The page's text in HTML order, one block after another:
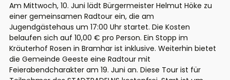
Am Mittwoch, 10. Juni lädt Bürgermeister Helmut Höke zu
einer gemeinsamen Radtour ein, die am
Jugendgästehaus um 17:00 Uhr startet. Die Kosten
belaufen sich auf 10,00 € pro Person. Ein Stopp im
Kräuterhof Rosen in Bramhar ist inklusive. Weiterhin bietet
die Gemeinde Geeste eine Radtour mit
Feierabendcharakter am 19. Juni an. Diese Tour ist für